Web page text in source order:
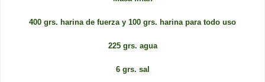
400 grs. harina de fuerza y 100 grs. harina para todo uso
225 grs. agua
6 grs. sal